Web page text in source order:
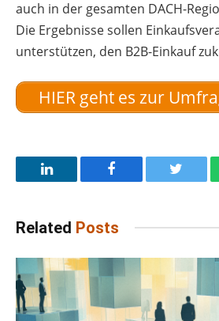
auch in der gesamten DACH-
Die Ergebnisse sollen
unterstützen, den B2B-Einkauf
HIER geht es zur
LinkedIn Facebook
Related Posts